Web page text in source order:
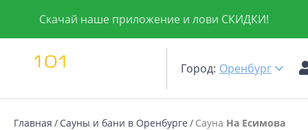
Скачай наше приложение и лови СКИДКИ!
Город: Оренбург
Главная Сауны и бани в Оренбурге Сауна На Есимова